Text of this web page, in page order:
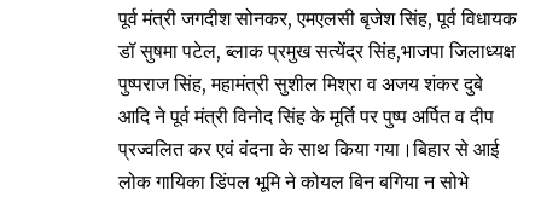
पूर्व मंत्री जगदीश सोनकर, एमएलसी बृजेश सिंह, पूर्व विधायक
डॉ सुषमा पटेल, ब्लाक प्रमुख सत्येंद्र सिंह,भाजपा जिलाध्यक्ष
पुष्पराज सिंह, महामंत्री सुशील मिश्रा व अजय शंकर दुबे
आदि ने पूर्व मंत्री विनोद सिंह के मूर्ति पर पुष्प अर्पित व दीप
प्रज्वलित कर एवं वंदना के साथ किया गया।बिहार से आई
लोक गायिका डिंपल भूमि ने कोयल बिन बगिया न सोभे